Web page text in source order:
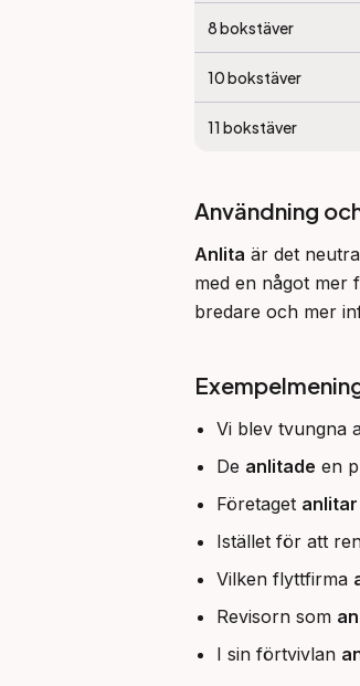
8bokstäver
10bokstäver
11 bokstäver
Användning
Anlita är det
med en något mer
bredare och mer
Vi blev tvungna
De anlitade en
Företaget anlitar
Istället för att
Vilken flyttfirma
Revisorn som
I sin förtvivlan